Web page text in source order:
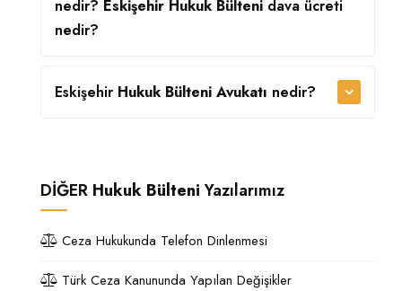
nedir? Eskişehir Hukuk Bülteni dava ücreti
nedir?
Eskişehir Hukuk Bülteni Avukatı nedir?
DİĞER Hukuk BülteniYazılarımız
Ceza Hukukunda Telefon Dinlenmesi
Türk Ceza Kanununda Yapılan Değişikler